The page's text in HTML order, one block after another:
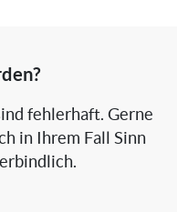
fehlerhaft. Gerne
in Ihrem Fall Sinn